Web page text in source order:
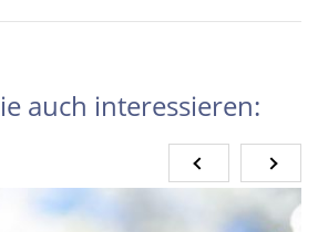
auch interessieren: